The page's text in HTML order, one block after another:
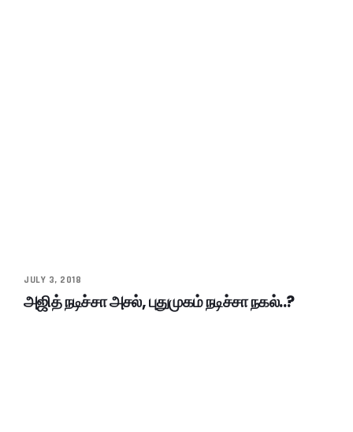
JULY 3, 2018
அஜித் நடிச்சா அசல், புதுமுகம் நடிச்சா நகல்..?